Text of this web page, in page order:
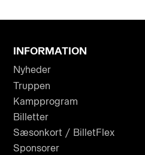
INFORMATION
Nyheder
Truppen
Kampprogram
Billetter
Sæsonkort / BilletFlex
Sponsorer